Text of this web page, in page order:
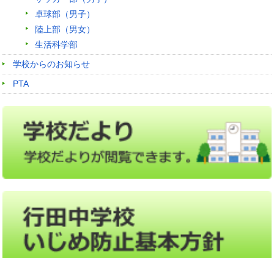
卓球部（男子）
陸上部（男女）
生活科学部
学校からのお知らせ
PTA